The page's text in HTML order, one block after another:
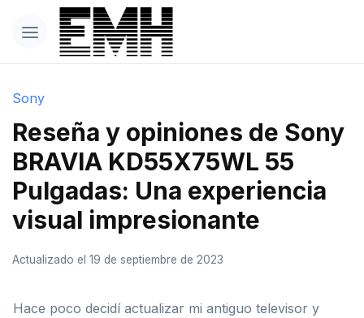
Sony
Reseña y opiniones de Sony
BRAVIA KD55X75WL 55
Pulgadas: Una experiencia
visual impresionante
Actualizado el 19 de septiembre de 2023
Hace poco decidí actualizar mi antiguo televisor y